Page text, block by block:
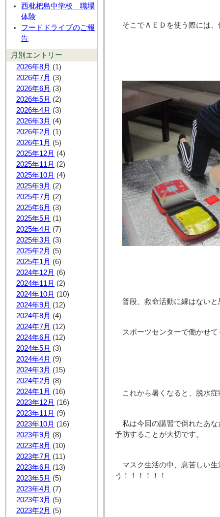
西枇杷島中学校 職場
体験
フードドライブのご報
告
月別エントリー
2026年8月 (1)
2026年7月 (3)
2026年6月 (3)
2026年5月 (2)
2026年4月 (3)
2026年3月 (4)
2026年2月 (1)
2026年1月 (5)
2025年12月 (4)
2025年11月 (2)
2025年10月 (4)
2025年9月 (2)
2025年7月 (2)
2025年6月 (3)
2025年5月 (1)
2025年4月 (7)
2025年3月 (3)
2025年2月 (5)
2025年1月 (6)
2024年12月 (6)
2024年11月 (2)
2024年10月 (10)
2024年9月 (12)
2024年8月 (4)
2024年7月 (12)
2024年6月 (12)
2024年5月 (3)
2024年4月 (9)
2024年3月 (15)
2024年2月 (8)
2024年1月 (16)
2023年12月 (16)
2023年11月 (9)
2023年10月 (16)
2023年9月 (8)
2023年8月 (10)
2023年7月 (11)
2023年6月 (13)
2023年5月 (5)
2023年4月 (7)
2023年3月 (5)
2023年2月 (5)
そこでＡＥＤを使う際には
普段、救命活動に縁はない
スポーツセンターで働かせ
これから暑くなると、脱水
私は今回の講習で倒れたあ
予防することが大切です。
マスク生活の中、息苦しい
う！！！！！！